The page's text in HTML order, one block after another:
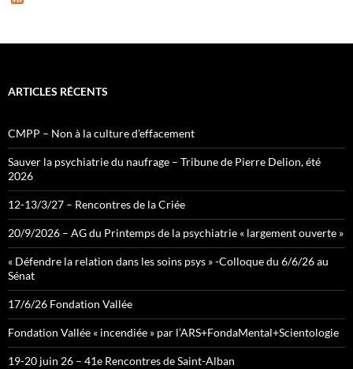
ARTICLES RÉCENTS
CMPP – Non à la culture d’effacement
Sauver la psychiatrie du naufrage – Tribune de Pierre Delion, été
2026
12-13/3/27 – Rencontres de la Criée
20/9/2026 – AG du Printemps de la psychiatrie « largement ouverte »
« Défendre la relation dans les soins psys » -Colloque du 6/6/26 au
Sénat
17/6/26 Fondation Vallée
Fondation Vallée « incendiée » par l’ARS+FondaMental+Scientologie
19-20 juin 26 – 41e Rencontres de Saint-Alban